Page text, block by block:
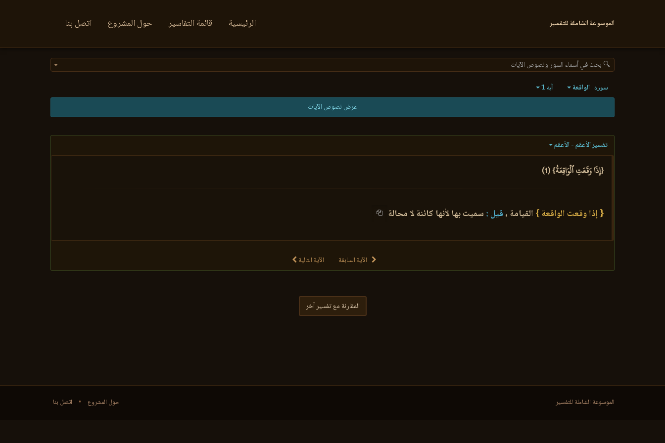
الموسوعة الشاملة للتفسير الرئيسية قائمة التفاسير حول المشروع اتصل بنا
🔍 بحث في أسماء السور ونصوص الآيات
سورة الواقعة آية 1
عرض نصوص الآيات
تفسير الأعقم - الأعقم
{إِذَا وَقَعَتِ ٱلۡوَاقِعَةُ} (1)
{ إذا وقعت الواقعة } القيامة ، قيل : سميت بها لأنها كائنة لا محالة
الآية السابقة الآية التالية
المقارنة مع تفسير آخر
حول المشروع • اتصل بنا الموسوعة الشاملة للتفسير